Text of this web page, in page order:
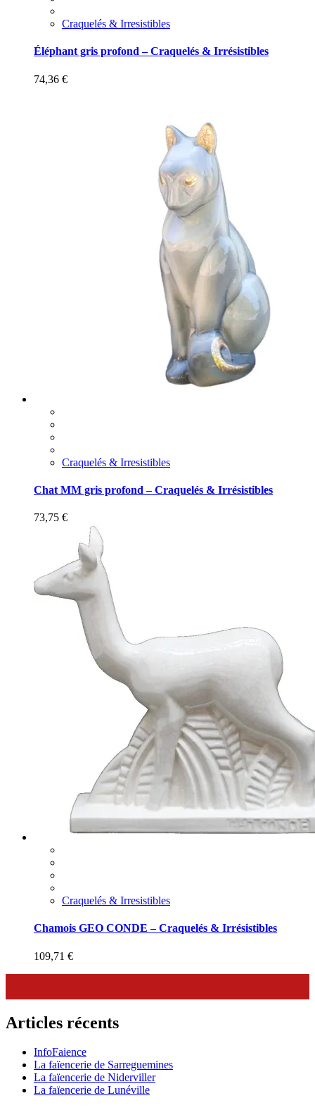
Craquelés & Irresistibles
Éléphant gris profond – Craquelés & Irrésistibles
74,36 €
Craquelés & Irresistibles
Chat MM gris profond – Craquelés & Irrésistibles
73,75 €
Craquelés & Irresistibles
Chamois GEO CONDE – Craquelés & Irrésistibles
109,71 €
Articles récents
InfoFaience
La faïencerie de Sarreguemines
La faïencerie de Niderviller
La faïencerie de Lunéville